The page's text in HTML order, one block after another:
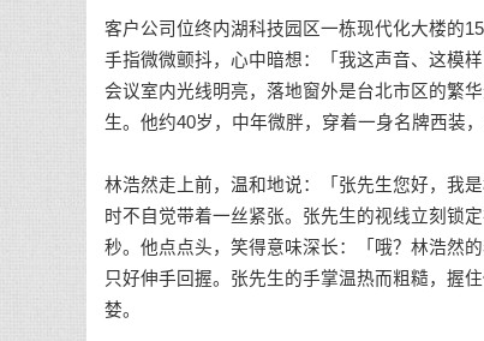
客户公司位终内湖科技园区一栋现代化大楼的
手指微微颤抖，心中暗想：「我这声音、这模
会议室内光线明亮，落地窗外是台北市区的繁
生。他约40岁，中年微胖，穿着一身名牌西装
林浩然走上前，温和地说：「张先生您好，我
时不自觉带着一丝紧张。张先生的视线立刻锁
秒。他点点头，笑得意味深长：「哦？林浩然
只好伸手回握。张先生的手掌温热而粗糙，握
婪。